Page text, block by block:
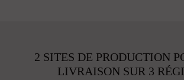
2 SITES DE PRODUCTION
LIVRAISON SUR 3